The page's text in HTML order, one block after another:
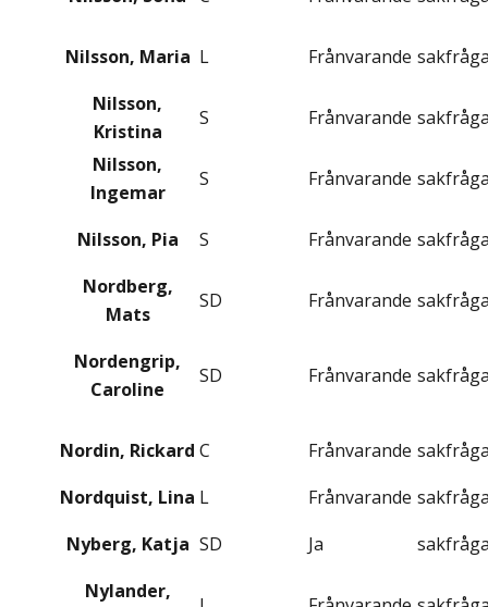
Nilsson, Maria L Frånvarande
Nilsson,
Kristina
S Frånvarande
Nilsson,
Ingemar
S Frånvarande
Nilsson, Pia S Frånvarande
Nordberg,
Mats
SD Frånvarande
Nordengrip,
Caroline
SD Frånvarande
Nordin, Rickard C Frånvarande
Nordquist, Lina L Frånvarande
Nyberg, Katja SD Ja
Nylander,